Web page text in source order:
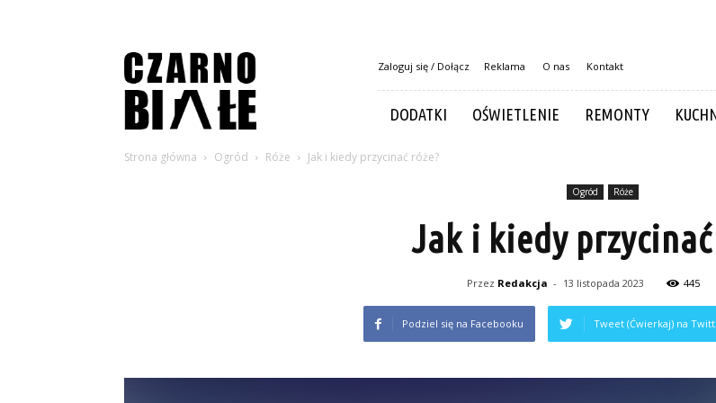
CzarnoBiale.pl
Zaloguj się / Dołącz Reklama O nas Kontakt
DODATKI OŚWIETLENIE REMONTY
Strona główna Ogród Róże Jak i kiedy przycinać róże?
Ogród Róże
Jak i kiedy
Przez Redakcja - 13 listopada 2023 445
Podziel się na Facebooku Tweet (Ćwierkaj) na